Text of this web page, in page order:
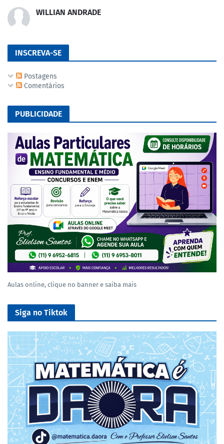
WILLIAN ANDRADE
INSCREVA-SE
Postagens
Comentários
PUBLICIDADE
Aulas online, clique no banner e saiba mais
Siga no Tiktok